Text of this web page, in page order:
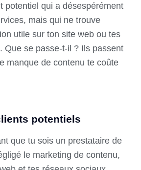
potentiel qui a désespérément
mais qui ne trouve
utile sur ton site web ou tes
Que se passe-t-il ? Ils passent
manque de contenu te coûte
potentiels
que tu sois un prestataire de
le marketing de contenu,